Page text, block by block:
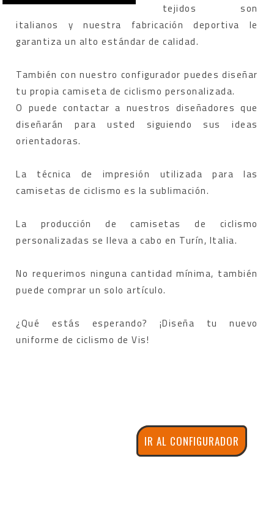
tejidos son
italianos y nuestra fabricación deportiva le
garantiza un alto estándar de calidad.
También con nuestro configurador puedes diseñar
tu propia camiseta de ciclismo personalizada.
O puede contactar a nuestros diseñadores que
diseñarán para usted siguiendo sus ideas
orientadoras.
La técnica de impresión utilizada para las
camisetas de ciclismo es la sublimación.
La producción de camisetas de ciclismo
personalizadas se lleva a cabo en Turín, Italia.
No requerimos ninguna cantidad mínima, también
puede comprar un solo artículo.
¿Qué estás esperando? ¡Diseña tu nuevo
uniforme de ciclismo de Vis!
IR AL CONFIGURADOR